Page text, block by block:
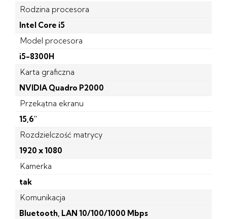
Rodzina procesora
Intel Core i5
Model procesora
i5-8300H
Karta graficzna
NVIDIA Quadro P2000
Przekątna ekranu
15,6"
Rozdzielczość matrycy
1920 x 1080
Kamerka
tak
Komunikacja
Bluetooth, LAN 10/100/1000 Mbps